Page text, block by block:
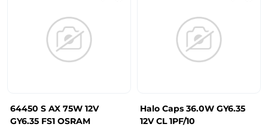
64450 S AX 75W 12V
GY6.35 FS1 OSRAM
Halo Caps 36.0W GY6.35
12V CL 1PF/10